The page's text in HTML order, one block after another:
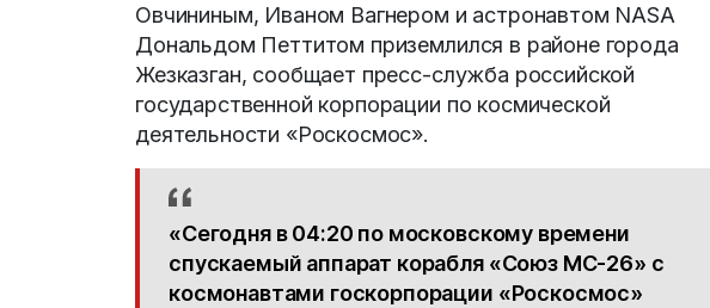
Овчининым, Иваном Вагнером и астронавтом NASA
Дональдом Петтитом приземлился в районе города
Жезказган, сообщает пресс-служба российской
государственной корпорации по космической
деятельности «Роскосмос».
«Сегодня в 04:20 по московскому времени
спускаемый аппарат корабля «Союз МС-26» с
космонавтами госкорпорации «Роскосмос»